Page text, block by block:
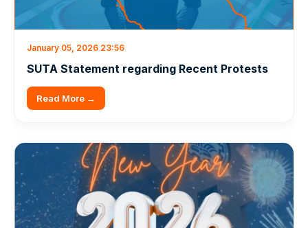
January 05, 2026 23:56
SUTA Statement regarding Recent Protests
Read More →